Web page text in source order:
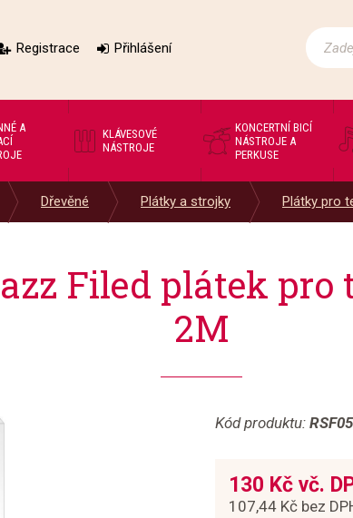
Registrace Přihlášení
A
KLÁVESOVÉ
NÁSTROJE
KONCERTNÍ BICÍ
NÁSTROJE A
PERKUSE
Dřevěné Plátky a strojky Plátky pro
Filed plátek
2M
Kód produktu:
130 Kč vč.
107,44 Kč bez